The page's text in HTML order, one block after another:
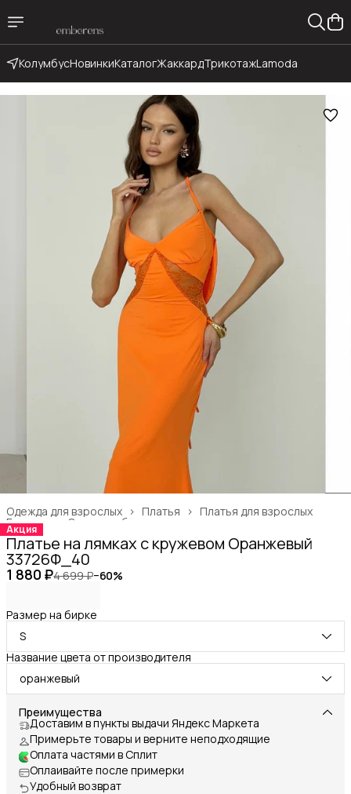
КолумбусНовинкиКаталогЖаккардТрикотажLamoda
Платья для взрослых
Платья ›
Одежда для взрослых ›
Одежда, обувь и аксессуары
Главная ›
Акция
Платье на лямках с кружевом Оранжевый
33726Ф_40
1 880 ₽4 699 ₽−60%
Размер на бирке
S
Название цвета от производителя
оранжевый
Преимущества
Доставим в пункты выдачи Яндекс Маркета
Примерьте товары и верните неподходящие
Оплата частями в Сплит
Оплаивайте после примерки
Удобный возврат